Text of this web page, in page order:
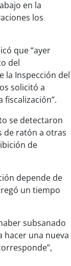
en la
los
que “ayer
del
la Inspección del
solicitó a
se detectaron
de ratón a otras
de
depende de
un tiempo
subsanado
hacer una nueva